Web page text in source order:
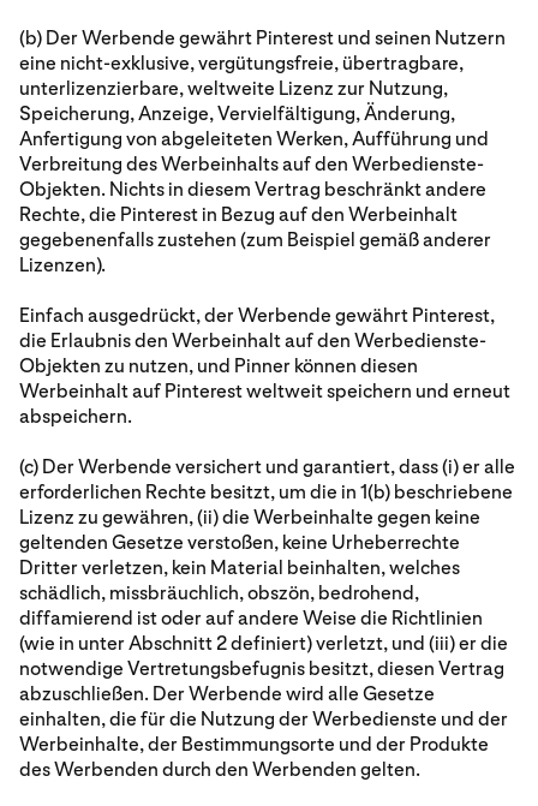
(b) Der Werbende gewährt Pinterest und seinen Nutzern
eine nicht-exklusive, vergütungsfreie, übertragbare,
unterlizenzierbare, weltweite Lizenz zur Nutzung,
Speicherung, Anzeige, Vervielfältigung, Änderung,
Anfertigung von abgeleiteten Werken, Aufführung und
Verbreitung des Werbeinhalts auf den Werbedienste-
Objekten. Nichts in diesem Vertrag beschränkt andere
Rechte, die Pinterest in Bezug auf den Werbeinhalt
gegebenenfalls zustehen (zum Beispiel gemäß anderer
Lizenzen).
Einfach ausgedrückt, der Werbende gewährt Pinterest,
die Erlaubnis den Werbeinhalt auf den Werbedienste-
Objekten zu nutzen, und Pinner können diesen
Werbeinhalt auf Pinterest weltweit speichern und erneut
abspeichern.
(c) Der Werbende versichert und garantiert, dass (i) er alle
erforderlichen Rechte besitzt, um die in 1(b) beschriebene
Lizenz zu gewähren, (ii) die Werbeinhalte gegen keine
geltenden Gesetze verstoßen, keine Urheberrechte
Dritter verletzen, kein Material beinhalten, welches
schädlich, missbräuchlich, obszön, bedrohend,
diffamierend ist oder auf andere Weise die Richtlinien
(wie in unter Abschnitt 2 definiert) verletzt, und (iii) er die
notwendige Vertretungsbefugnis besitzt, diesen Vertrag
abzuschließen. Der Werbende wird alle Gesetze
einhalten, die für die Nutzung der Werbedienste und der
Werbeinhalte, der Bestimmungsorte und der Produkte
des Werbenden durch den Werbenden gelten.